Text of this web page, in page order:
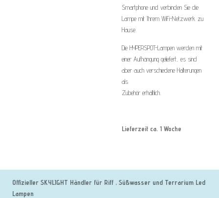
Smartphone und verbinden Sie die
Lampe mit Ihrem WiFi-Netzwerk zu
Hause.
Die HYPERSPOT-Lampen werden mit
einer Aufhängung geliefert, es sind
aber auch verschiedene Halterungen
als
Zubehör erhältlich.
Lieferzeit ca. 1 Woche
Offizieller SKYLIGHT Händler für Riff , Süßwasser und Terrarium Led
Lampen